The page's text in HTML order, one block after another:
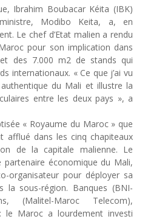
confirme sa vitalité
haut depuis juin 2026
06 2026
intègre Design Hotels. P. Kjellgren, son
03 2026
Ibrahim Boubacar Kéita (IBK)
Modibo Keita, a, en
Le chef d’Etat malien a rendu
pour son implication dans
des 7.000 m2 de stands qui
internationaux. « Ce que j’ai vu
du Mali et illustre la
entre les deux pays », a
« Royaume du Maroc » que
afflué dans les cinq chapiteaux
de la capitale malienne. Le
partenaire économique du Mali,
organisateur pour déployer sa
la sous-région. Banques (BNI-
(Malitel-Maroc Telecom),
: le Maroc a lourdement investi